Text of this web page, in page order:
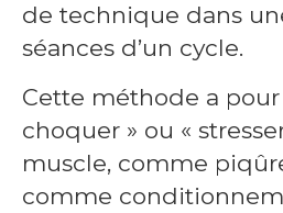
de technique dans
séances d’un cycle.
Cette méthode a pour
choquer » ou «
muscle, comme
comme